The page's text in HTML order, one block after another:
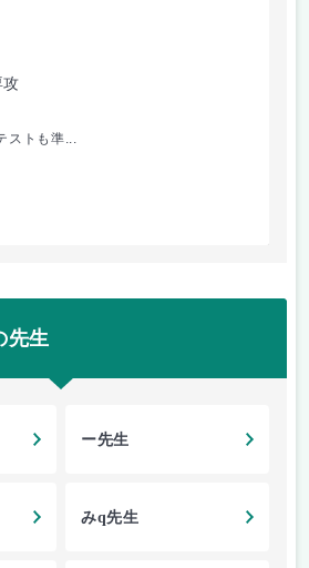
ストも準...
先生
ー先生
みq先生